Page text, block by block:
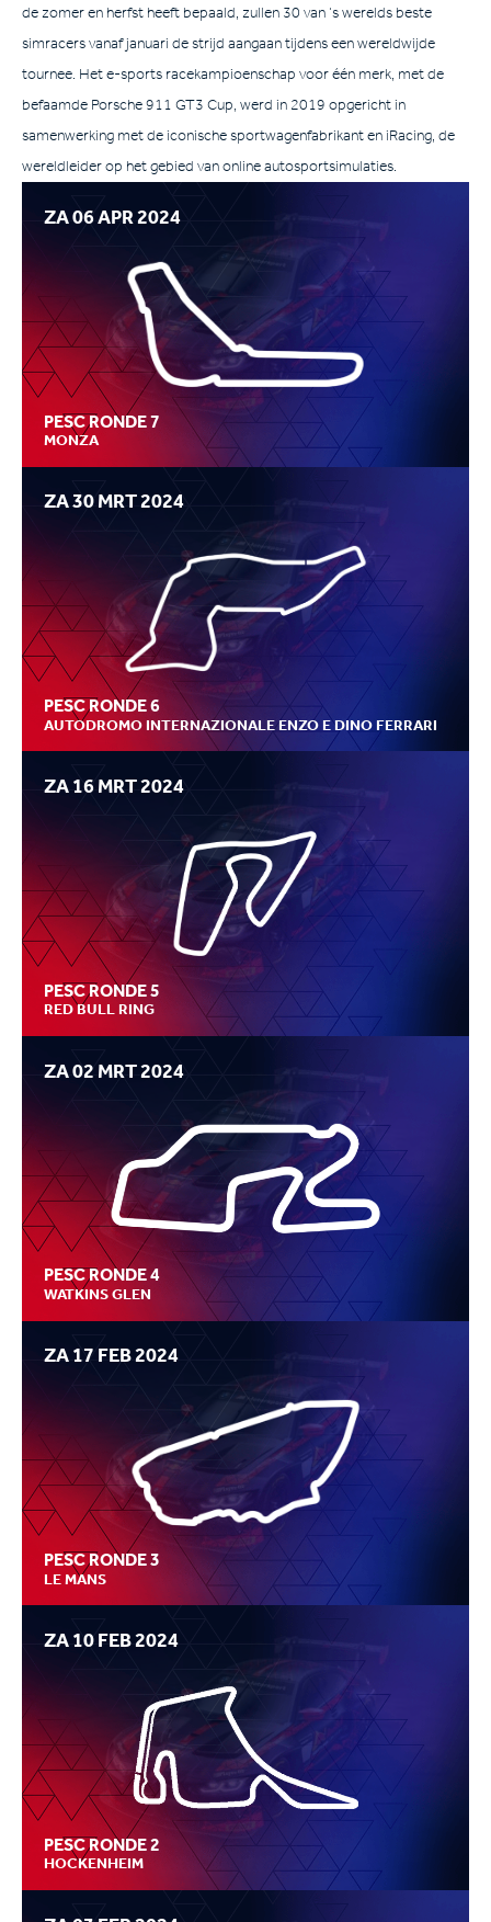
de zomer en herfst heeft bepaald, zullen 30 van ‘s werelds beste
simracers vanaf januari de strijd aangaan tijdens een wereldwijde
tournee. Het e-sports racekampioenschap voor één merk, met de
befaamde Porsche 911 GT3 Cup, werd in 2019 opgericht in
samenwerking met de iconische sportwagenfabrikant en iRacing, de
wereldleider op het gebied van online autosportsimulaties.
ZA 06 APR 2024
PESC RONDE 7
MONZA
ZA 30 MRT 2024
PESC RONDE 6
AUTODROMO INTERNAZIONALE ENZO E DINO FERRARI
ZA 16 MRT 2024
PESC RONDE 5
RED BULL RING
ZA 02 MRT 2024
PESC RONDE 4
WATKINS GLEN
ZA 17 FEB 2024
PESC RONDE 3
LE MANS
ZA 10 FEB 2024
PESC RONDE 2
HOCKENHEIM